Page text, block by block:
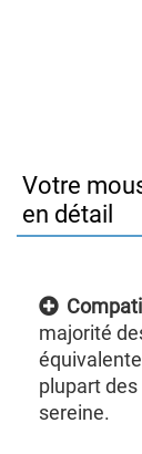
Votre
en détail
majorité
plupart
sereine.